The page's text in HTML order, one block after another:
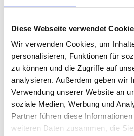
Diese Webseite verwendet
Wir verwenden Cookies, um
personalisieren, Funktionen für
zu können und die Zugriffe auf
analysieren. Außerdem geben wir
Verwendung unserer Website an
soziale Medien, Werbung und
Partner führen diese
weiteren Daten zusammen, die
Bitte vereinbaren Sie einen
Telefon: +49 (0) 911 398-2804
Fax: +49 (0) 911 398-2287
Klinik für Frauenheilkunde,
Geburtshilfe
Klinikum Nürnberg, Campus Süd
Breslauer Str. 201
90471 Nürnberg